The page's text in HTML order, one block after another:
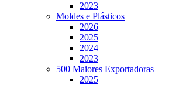
2023
Moldes e Plásticos
2026
2025
2024
2023
500 Maiores Exportadoras
2025